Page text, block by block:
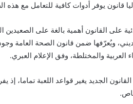
قانون يوفر أدوات كافية للتعامل مع هذه
على القانون أهمية بالغة على الصعيدين
ويُعرّفها ضمن قانون الصحة العامة
العربية والمختلطة، وفق الإعلام العبري.
القانون الجديد يغير قواعد اللعبة